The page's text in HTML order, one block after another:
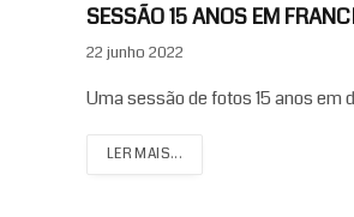
SESSÃO 15 ANOS EM
22 junho 2022
Uma sessão de fotos 15 anos em
LER MAIS...